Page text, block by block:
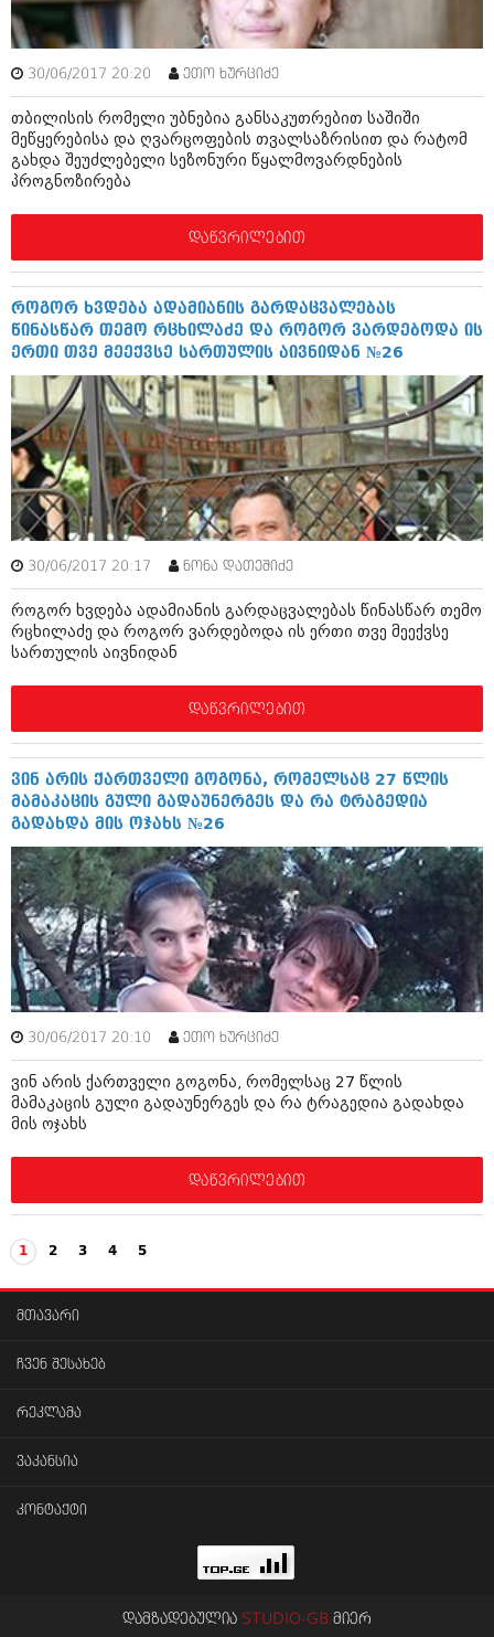
(157)
დეკემბერი 2010 (881)
ნოემბერი 2010 (422)
ოქტომბერი 2010 (341)
სექტემბერი 2010 (449)
აგვისტო 2010 (461)
ივლისი 2010 (556)
ივნისი 2010 (685)
მაისი 2010 (232)
მარტი 2010 (454)
იანვარი 2010 (422)
ნოემბერი 2009 (308)
ოქტომბერი 2009 (382)
სექტემბერი 2009 (541)
აგვისტო 2009 (14)
ივლისი 2009 (118)
თებერვალი 0216 (1)
დეკემბერი 0215 (1)
ოქტომბერი 0215 (1)
აგვისტო 0215 (2)
აგვისტო 0212 (1)
ივნისი 0212 (2)
ნოემბერი 0201 (1)
30/06/2017 20:20 ეთო ხურციძე
თბილისის რომელი უბნებია განსაკუთრებით საშიში
მეწყერებისა და ღვარცოფების თვალსაზრისით და რატომ
გახდა შეუძლებელი სეზონური წყალმოვარდნების
პროგნოზირება
დაწვრილებით
როგორ ხვდება ადამიანის გარდაცვალებას
წინასწარ თემო რცხილაძე და როგორ ვარდებოდა ის
ერთი თვე მეექვსე სართულის აივნიდან №26
30/06/2017 20:17 ნონა დათეშიძე
როგორ ხვდება ადამიანის გარდაცვალებას წინასწარ თემო
რცხილაძე და როგორ ვარდებოდა ის ერთი თვე მეექვსე
სართულის აივნიდან
დაწვრილებით
ვინ არის ქართველი გოგონა, რომელსაც 27 წლის
მამაკაცის გული გადაუნერგეს და რა ტრაგედია
გადახდა მის ოჯახს №26
30/06/2017 20:10 ეთო ხურციძე
ვინ არის ქართველი გოგონა, რომელსაც 27 წლის
მამაკაცის გული გადაუნერგეს და რა ტრაგედია გადახდა
მის ოჯახს
დაწვრილებით
1 2 3 4 5
მთავარი
ჩვენ შესახებ
რეკლამა
ვაკანსია
კონტაქტი
დამზადებულია STUDIO-GB მიერ